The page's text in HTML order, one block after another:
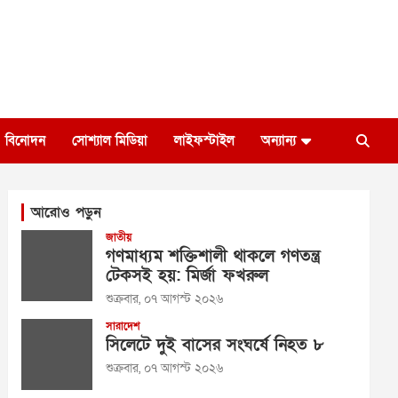
বিনোদন সোশ্যাল মিডিয়া লাইফস্টাইল অন্যান্য
আরোও পড়ুন
জাতীয়
গণমাধ্যম শক্তিশালী থাকলে গণতন্ত্র
টেকসই হয়: মির্জা ফখরুল
শুক্রবার, ০৭ আগস্ট ২০২৬
সারাদেশ
সিলেটে দুই বাসের সংঘর্ষে নিহত ৮
শুক্রবার, ০৭ আগস্ট ২০২৬